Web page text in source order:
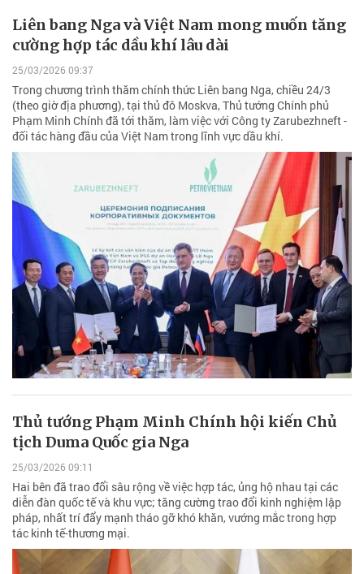
Liên bang Nga và Việt Nam mong muốn tăng
cường hợp tác dầu khí lâu dài
25/03/2026 09:37
Trong chương trình thăm chính thức Liên bang Nga, chiều 24/3
(theo giờ địa phương), tại thủ đô Moskva, Thủ tướng Chính phủ
Phạm Minh Chính đã tới thăm, làm việc với Công ty Zarubezhneft -
đối tác hàng đầu của Việt Nam trong lĩnh vực dầu khí.
Thủ tướng Phạm Minh Chính hội kiến Chủ
tịch Duma Quốc gia Nga
25/03/2026 09:11
Hai bên đã trao đổi sâu rộng về việc hợp tác, ủng hộ nhau tại các
diễn đàn quốc tế và khu vực; tăng cường trao đổi kinh nghiệm lập
pháp, nhất trí đẩy mạnh tháo gỡ khó khăn, vướng mắc trong hợp
tác kinh tế-thương mại.